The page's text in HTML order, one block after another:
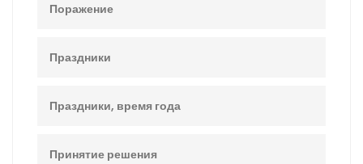
Поражение
Праздники
Праздники, время года
Принятие решения